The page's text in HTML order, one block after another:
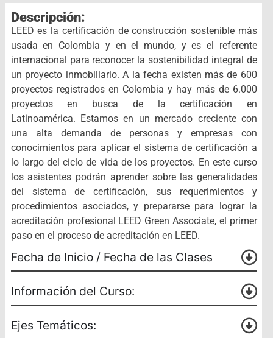
Descripción:
LEED es la certificación de construcción sostenible más
usada en Colombia y en el mundo, y es el referente
internacional para reconocer la sostenibilidad integral de
un proyecto inmobiliario. A la fecha existen más de 600
proyectos registrados en Colombia y hay más de 6.000
proyectos en busca de la certificación en
Latinoamérica. Estamos en un mercado creciente con
una alta demanda de personas y empresas con
conocimientos para aplicar el sistema de certificación a
lo largo del ciclo de vida de los proyectos. En este curso
los asistentes podrán aprender sobre las generalidades
del sistema de certificación, sus requerimientos y
procedimientos asociados, y prepararse para lograr la
acreditación profesional LEED Green Associate, el primer
paso en el proceso de acreditación en LEED.
Fecha de Inicio / Fecha de las Clases
Información del Curso:
Ejes Temáticos: